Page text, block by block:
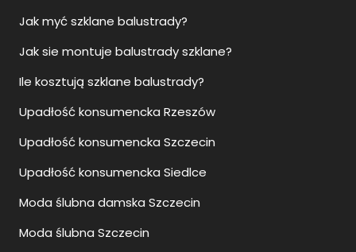
Jak myć szklane balustrady?
Jak sie montuje balustrady szklane?
Ile kosztują szklane balustrady?
Upadłość konsumencka Rzeszów
Upadłość konsumencka Szczecin
Upadłość konsumencka Siedlce
Moda ślubna damska Szczecin
Moda ślubna Szczecin